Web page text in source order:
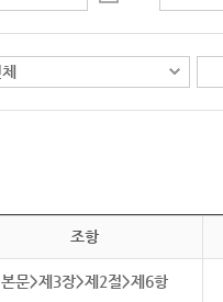
조항
본문>제3장>제2절>제6항